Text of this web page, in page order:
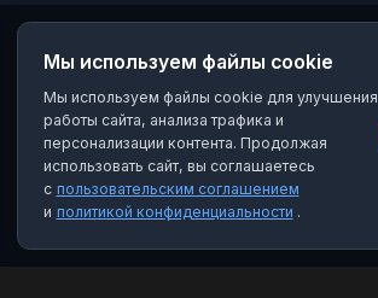
Мы используем файлы cookie
Мы используем файлы cookie для улучшения
работы сайта, анализа трафика и
персонализации контента. Продолжая
использовать сайт, вы соглашаетесь
с пользовательским соглашением
и политикой конфиденциальности .